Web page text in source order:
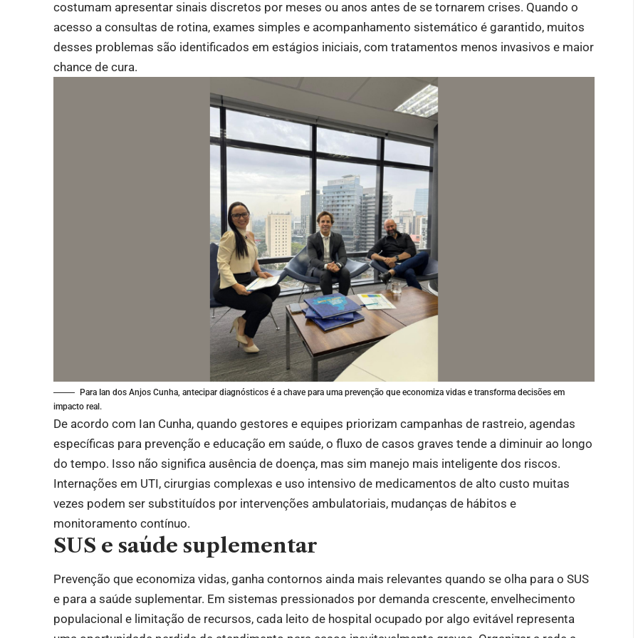
costumam apresentar sinais discretos por meses ou anos antes de se tornarem crises. Quando o
acesso a consultas de rotina, exames simples e acompanhamento sistemático é garantido, muitos
desses problemas são identificados em estágios iniciais, com tratamentos menos invasivos e maior
chance de cura.
Para Ian dos Anjos Cunha, antecipar diagnósticos é a chave para uma prevenção que economiza vidas e transforma decisões em
impacto real.
De acordo com Ian Cunha, quando gestores e equipes priorizam campanhas de rastreio, agendas
específicas para prevenção e educação em saúde, o fluxo de casos graves tende a diminuir ao longo
do tempo. Isso não significa ausência de doença, mas sim manejo mais inteligente dos riscos.
Internações em UTI, cirurgias complexas e uso intensivo de medicamentos de alto custo muitas
vezes podem ser substituídos por intervenções ambulatoriais, mudanças de hábitos e
monitoramento contínuo.
SUS e saúde suplementar
Prevenção que economiza vidas, ganha contornos ainda mais relevantes quando se olha para o SUS
e para a saúde suplementar. Em sistemas pressionados por demanda crescente, envelhecimento
populacional e limitação de recursos, cada leito de hospital ocupado por algo evitável representa